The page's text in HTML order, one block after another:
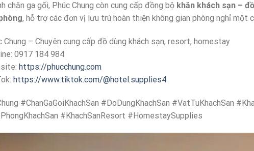
chăn ga gối, Phúc Chung còn cung cấp đồng bộ khăn khách sạn –
, hỗ trợ các đơn vị lưu trú hoàn thiện không gian phòng nghỉ một
Chung – Chuyên cung cấp đồ dùng khách sạn, resort, homestay
0917 184 984
https://phucchung.com
https://www.tiktok.com/@hotel.supplies4
#ChanGaGoiKhachSan #DoDungKhachSan #VatTuKhachSan
#KhachSanResort #HomestaySupplies